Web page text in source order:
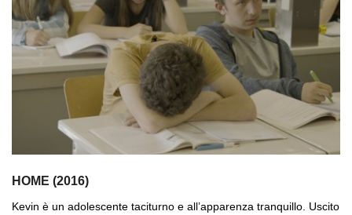
HOME (2016)
Kevin è un adolescente taciturno e all’apparenza tranquillo. Uscito